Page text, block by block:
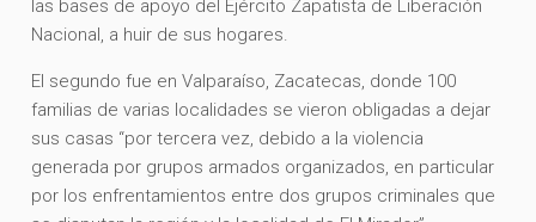
las bases de apoyo del Ejército Zapatista de Liberación
Nacional, a huir de sus hogares.
El segundo fue en Valparaíso, Zacatecas, donde 100
familias de varias localidades se vieron obligadas a dejar
sus casas “por tercera vez, debido a la violencia
generada por grupos armados organizados, en particular
por los enfrentamientos entre dos grupos criminales que